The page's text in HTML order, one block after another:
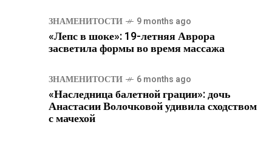
ЗНАМЕНИТОСТИ 9 months ago
«Лепс в шоке»: 19-летняя Аврора
засветила формы во время массажа
ЗНАМЕНИТОСТИ 6 months ago
«Наследница балетной грации»: дочь
Анастасии Волочковой удивила сходством
с мачехой